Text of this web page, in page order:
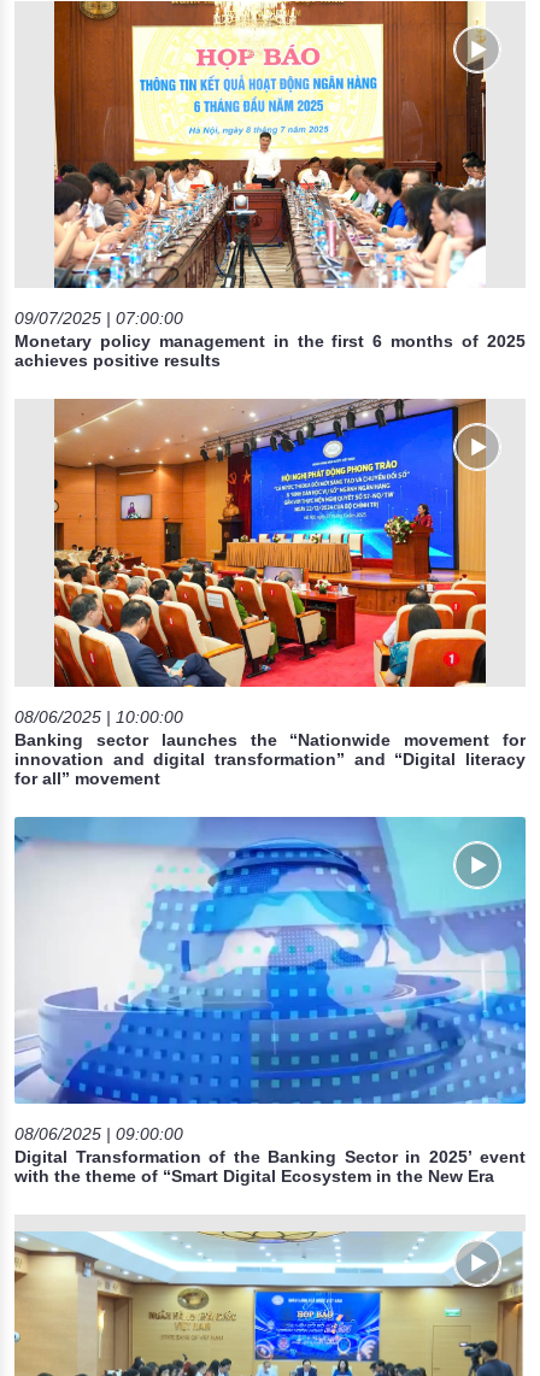
09/07/2025 | 07:00:00
Monetary policy management in the first 6 months of 2025
achieves positive results
08/06/2025 | 10:00:00
Banking sector launches the “Nationwide movement for
innovation and digital transformation” and “Digital literacy
for all” movement
08/06/2025 | 09:00:00
Digital Transformation of the Banking Sector in 2025’ event
with the theme of “Smart Digital Ecosystem in the New Era